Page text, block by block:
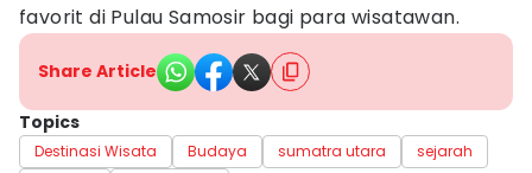
favorit di Pulau Samosir bagi para wisatawan.
Share Article
Topics
Destinasi Wisata Budaya sumatra utara
sejarah